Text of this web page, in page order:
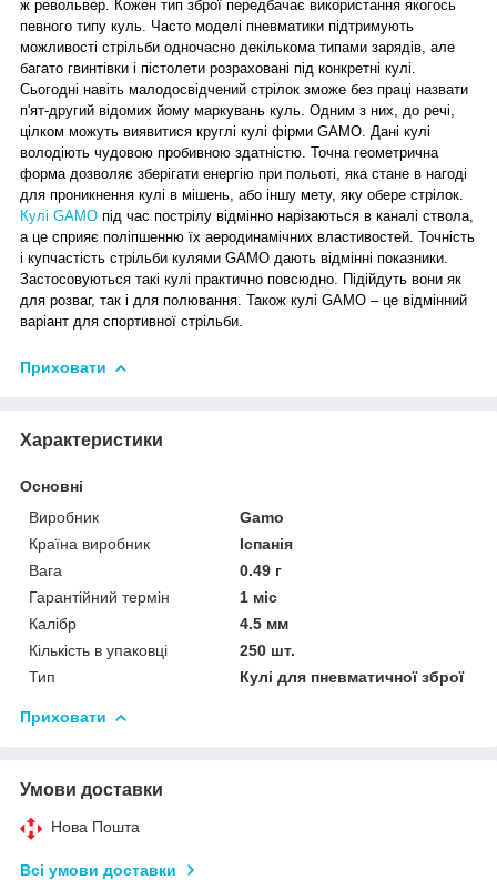
ж револьвер. Кожен тип зброї передбачає використання якогось
певного типу куль. Часто моделі пневматики підтримують
можливості стрільби одночасно декількома типами зарядів, але
багато гвинтівки і пістолети розраховані під конкретні кулі.
Сьогодні навіть малодосвідчений стрілок зможе без праці назвати
п'ят-другий відомих йому маркувань куль. Одним з них, до речі,
цілком можуть виявитися круглі кулі фірми GAMO. Дані кулі
володіють чудовою пробивною здатністю. Точна геометрична
форма дозволяє зберігати енергію при польоті, яка стане в нагоді
для проникнення кулі в мішень, або іншу мету, яку обере стрілок.
Кулі GAMO під час пострілу відмінно нарізаються в каналі ствола,
а це сприяє поліпшенню їх аеродинамічних властивостей. Точність
і купчастість стрільби кулями GAMO дають відмінні показники.
Застосовуються такі кулі практично повсюдно. Підійдуть вони як
для розваг, так і для полювання. Також кулі GAMO – це відмінний
варіант для спортивної стрільби.
Приховати
Характеристики
Основні
Виробник
Gamo
Країна виробник
Іспанія
Вага
0.49 г
Гарантійний термін
1 міс
Калібр
4.5 мм
Кількість в упаковці
250 шт.
Тип
Кулі для пневматичної зброї
Приховати
Умови доставки
Нова Пошта
Всі умови доставки